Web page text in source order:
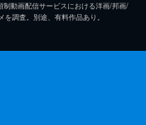
動画配信サービスにおける洋画/邦画/
調査。別途、有料作品あり。